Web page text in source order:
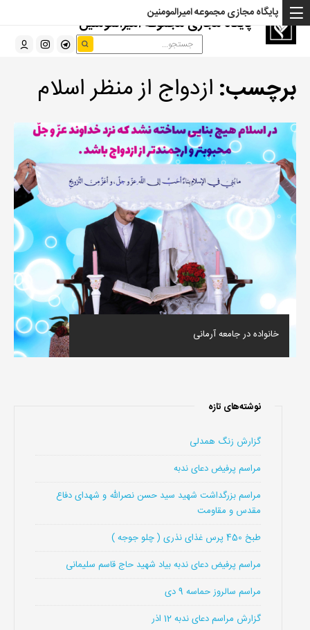
پایگاه مجازی مجموعه امیرالمومنین
پایگاه مجازی مجموعه امیرالمومنین
برچسب: ازدواج از منظر اسلام
خانواده در جامعه آرمانی
نوشته‌های تازه
گزارش زنگ همدلی
مراسم پرفیض دعای ندبه
مراسم بزرگداشت شهید سید حسن نصرالله و شهدای دفاع
مقدس و مقاومت
طبخ 450 پرس غذای نذری ( چلو جوجه )
مراسم پرفیض دعای ندبه بیاد شهید حاج قاسم سلیمانی
مراسم سالروز حماسه 9 دی
گزارش مراسم دعای ندبه 12 اذر